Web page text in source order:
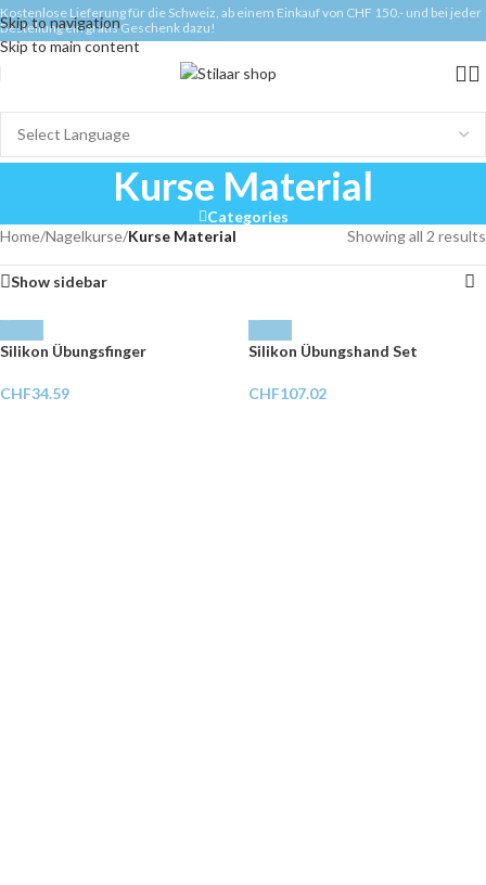
Skip to navigation
Skip to main content
Kostenlose Lieferung für die Schweiz, ab einem Einkauf von CHF 150.- und bei jeder
Bestellung ein gratis Geschenk dazu!
Kurse Material
Categories
Home/Nagelkurse/Kurse Material Showing all 2 results
Show sidebar
Silikon Übungsfinger
CHF34.59
Silikon Übungshand Set
CHF107.02